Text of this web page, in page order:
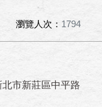
瀏覽人次： 1794
市新莊區中平路